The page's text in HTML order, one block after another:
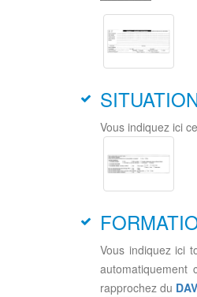
Vous indiquez ici
Vous indiquez ici
rapprochez du